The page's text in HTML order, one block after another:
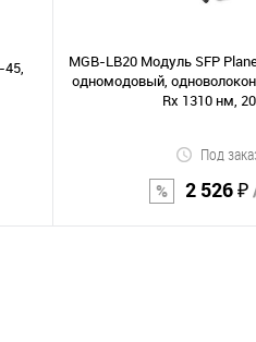
45,
MGB-LB20 Модуль SFP
одномодовый,
Rx 1310 нм,
Под
2 526 ₽